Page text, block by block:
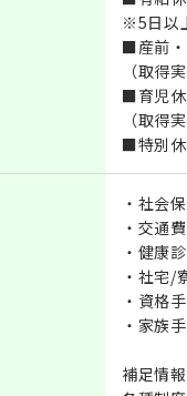
※5日以
■産前
（取得
■育児
（取得
■特別休
・社会
・交通
・健康
・社宅/
・資格
・家族
補足情報